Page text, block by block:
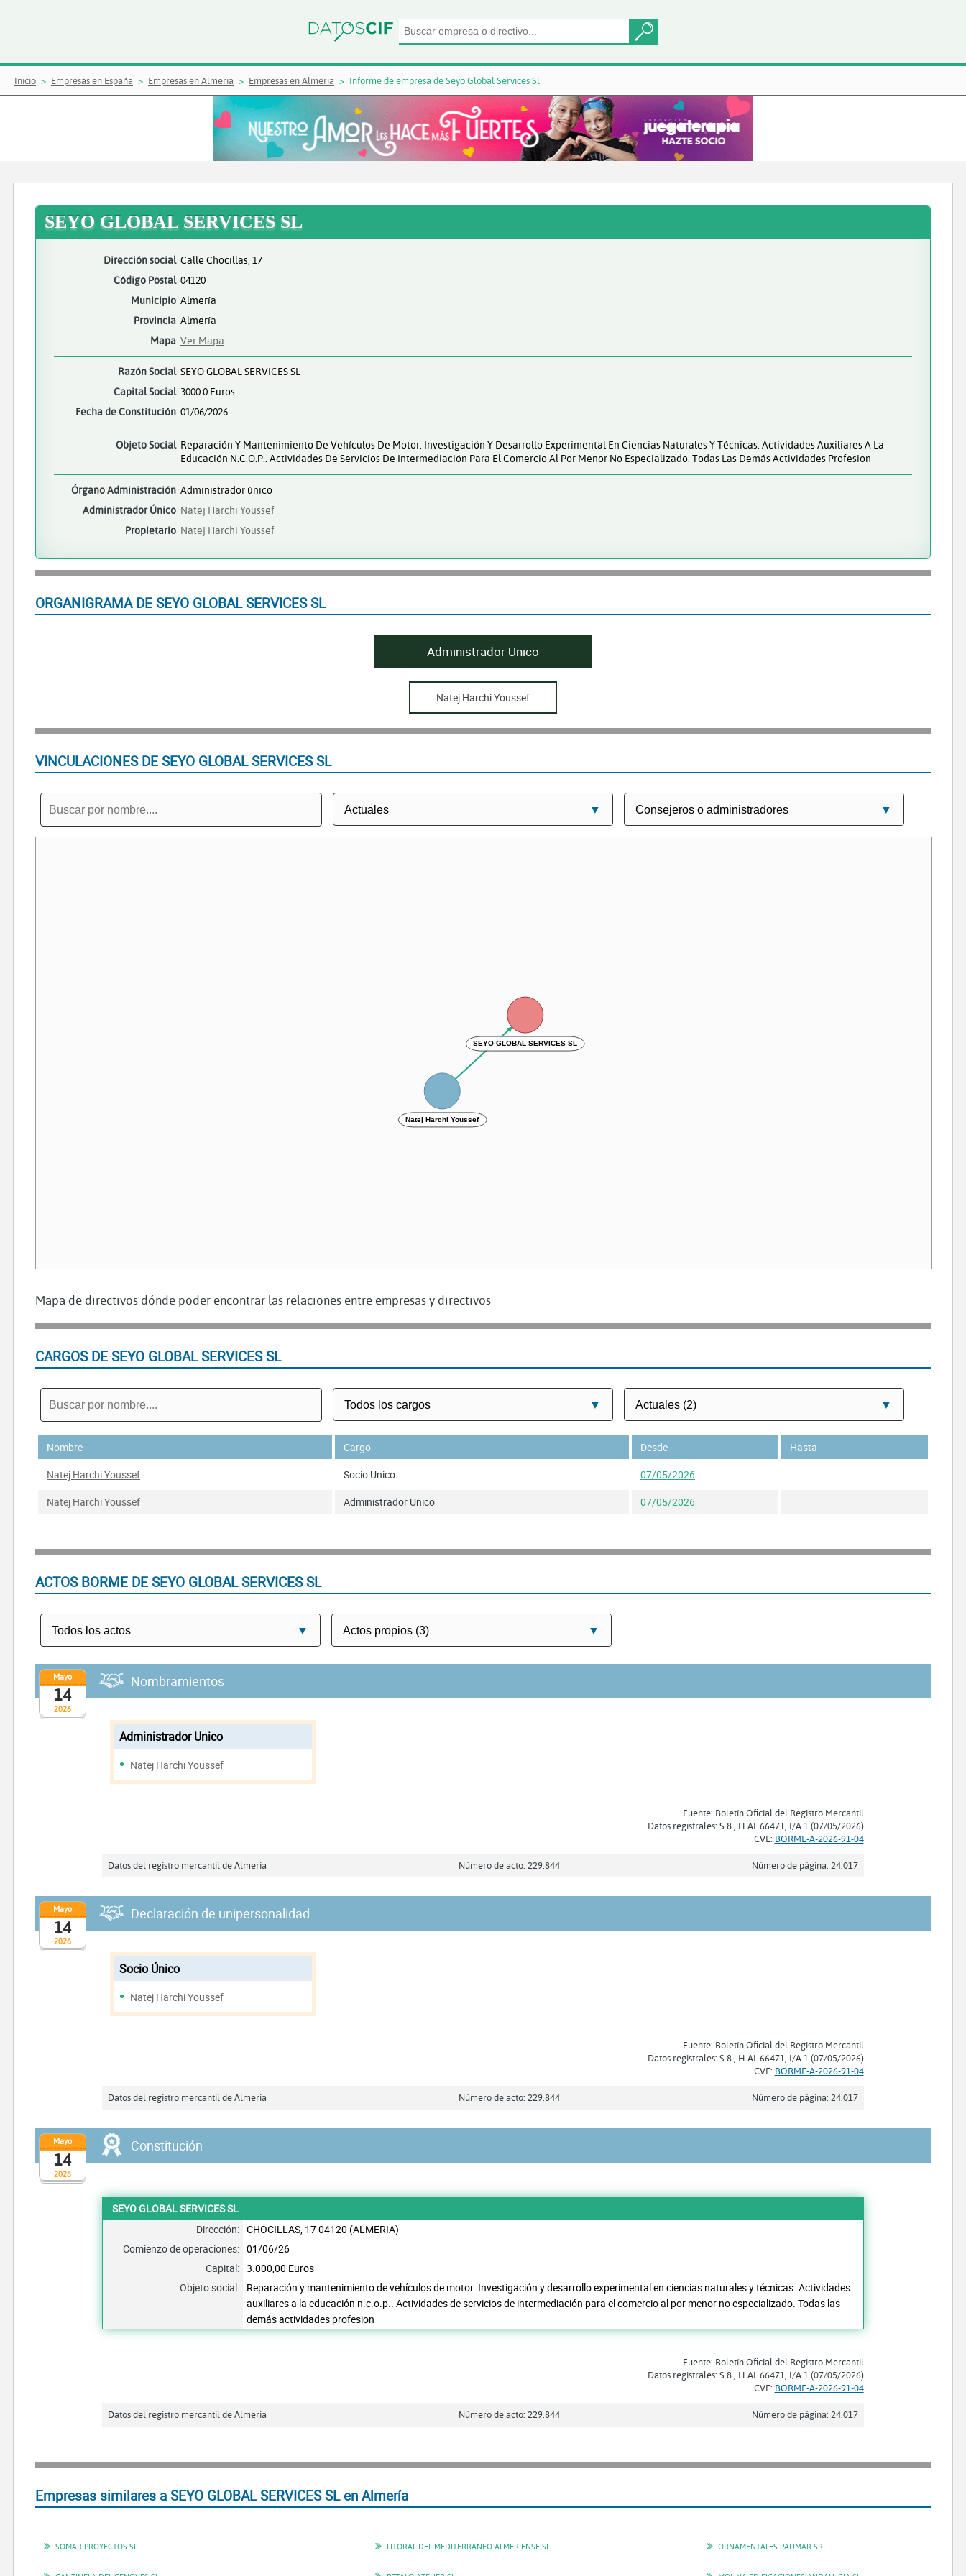
Inicio Empresas en España Empresas en Almería Empresas en Almería Informe de empresa de Seyo Global Services Sl
SEYO GLOBAL SERVICES SL
Dirección social Calle Chocillas, 17
Código Postal 04120
Municipio Almería
Provincia Almería
Mapa Ver Mapa
Razón Social SEYO GLOBAL SERVICES SL
Capital Social 3000.0 Euros
Fecha de Constitución 01/06/2026
Objeto Social Reparación Y Mantenimiento De Vehículos De Motor. Investigación Y Desarrollo Experimental En Ciencias Naturales Y Técnicas. Actividades Auxiliares A La
Educación N.c.o.p.. Actividades De Servicios De Intermediación Para El Comercio Al Por Menor No Especializado. Todas Las Demás Actividades Profesion
Órgano Administración Administrador único
Administrador Único Natej Harchi Youssef
Propietario Natej Harchi Youssef
ORGANIGRAMA DE SEYO GLOBAL SERVICES SL
Administrador Unico
Natej Harchi Youssef
VINCULACIONES DE SEYO GLOBAL SERVICES SL
SEYO GLOBAL SERVICES SL
Natej Harchi Youssef
Mapa de directivos dónde poder encontrar las relaciones entre empresas y directivos
CARGOS DE SEYO GLOBAL SERVICES SL
Nombre Cargo Desde
Hasta
Natej Harchi Youssef
Socio Unico
07/05/2026
Natej Harchi Youssef
Administrador Unico 07/05/2026
ACTOS BORME DE SEYO GLOBAL SERVICES SL
2026
Mayo
14
Nombramientos
Administrador Unico
Natej Harchi Youssef
Fuente: Boletín Oficial del Registro Mercantil
Datos registrales: S 8 , H AL 66471, I/A 1 (07/05/2026)
CVE: BORME-A-2026-91-04
Datos del registro mercantil de Almeria Número de acto: 229.844 Número de página: 24.017
2026
Mayo
14
Declaración de unipersonalidad
Socio Único
Natej Harchi Youssef
Fuente: Boletín Oficial del Registro Mercantil
Datos registrales: S 8 , H AL 66471, I/A 1 (07/05/2026)
CVE: BORME-A-2026-91-04
Datos del registro mercantil de Almeria Número de acto: 229.844 Número de página: 24.017
2026
Mayo
14
Constitución
SEYO GLOBAL SERVICES SL
Dirección: CHOCILLAS, 17 04120 (ALMERIA)
Comienzo de operaciones: 01/06/26
Capital: 3.000,00 Euros
Objeto social: Reparación y mantenimiento de vehículos de motor. Investigación y desarrollo experimental en ciencias naturales y técnicas. Actividades
auxiliares a la educación n.c.o.p.. Actividades de servicios de intermediación para el comercio al por menor no especializado. Todas las
demás actividades profesion
Fuente: Boletín Oficial del Registro Mercantil
Datos registrales: S 8 , H AL 66471, I/A 1 (07/05/2026)
CVE: BORME-A-2026-91-04
Datos del registro mercantil de Almeria Número de acto: 229.844 Número de página: 24.017
Empresas similares a SEYO GLOBAL SERVICES SL en Almería
SOMAR PROYECTOS SL LITORAL DEL MEDITERRANEO ALMERIENSE SL ORNAMENTALES PAUMAR SRL